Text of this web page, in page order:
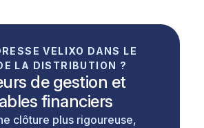
VELIXO DANS LE
LA DISTRIBUTION ?
de gestion et
financiers
clôture plus rigoureuse,